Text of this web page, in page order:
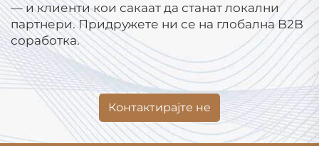
— и клиенти кои сакаат да станат локални
партнери. Придружете ни се на глобална B2B
соработка.
Контактирајте не